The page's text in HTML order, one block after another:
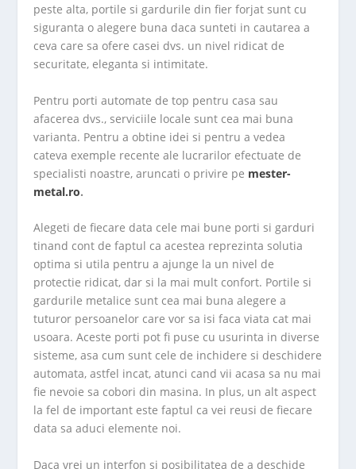
peste alta, portile si gardurile din fier forjat sunt cu
siguranta o alegere buna daca sunteti in cautarea a
ceva care sa ofere casei dvs. un nivel ridicat de
securitate, eleganta si intimitate.
Pentru porti automate de top pentru casa sau
afacerea dvs., serviciile locale sunt cea mai buna
varianta. Pentru a obtine idei si pentru a vedea
cateva exemple recente ale lucrarilor efectuate de
specialisti noastre, aruncati o privire pe mester-
metal.ro.
Alegeti de fiecare data cele mai bune porti si garduri
tinand cont de faptul ca acestea reprezinta solutia
optima si utila pentru a ajunge la un nivel de
protectie ridicat, dar si la mai mult confort. Portile si
gardurile metalice sunt cea mai buna alegere a
tuturor persoanelor care vor sa isi faca viata cat mai
usoara. Aceste porti pot fi puse cu usurinta in diverse
sisteme, asa cum sunt cele de inchidere si deschidere
automata, astfel incat, atunci cand vii acasa sa nu mai
fie nevoie sa cobori din masina. In plus, un alt aspect
la fel de important este faptul ca vei reusi de fiecare
data sa aduci elemente noi.
Daca vrei un interfon si posibilitatea de a deschide